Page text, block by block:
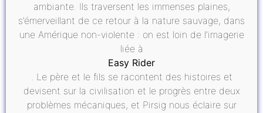
ambiante. Ils traversent les immenses plaines,
s’émerveillant de ce retour à la nature sauvage, dans
une Amérique non-violente : on est loin de l’imagerie
liée à
Easy Rider
. Le père et le fils se racontent des histoires et
devisent sur la civilisation et le progrès entre deux
problèmes mécaniques, et Pirsig nous éclaire sur